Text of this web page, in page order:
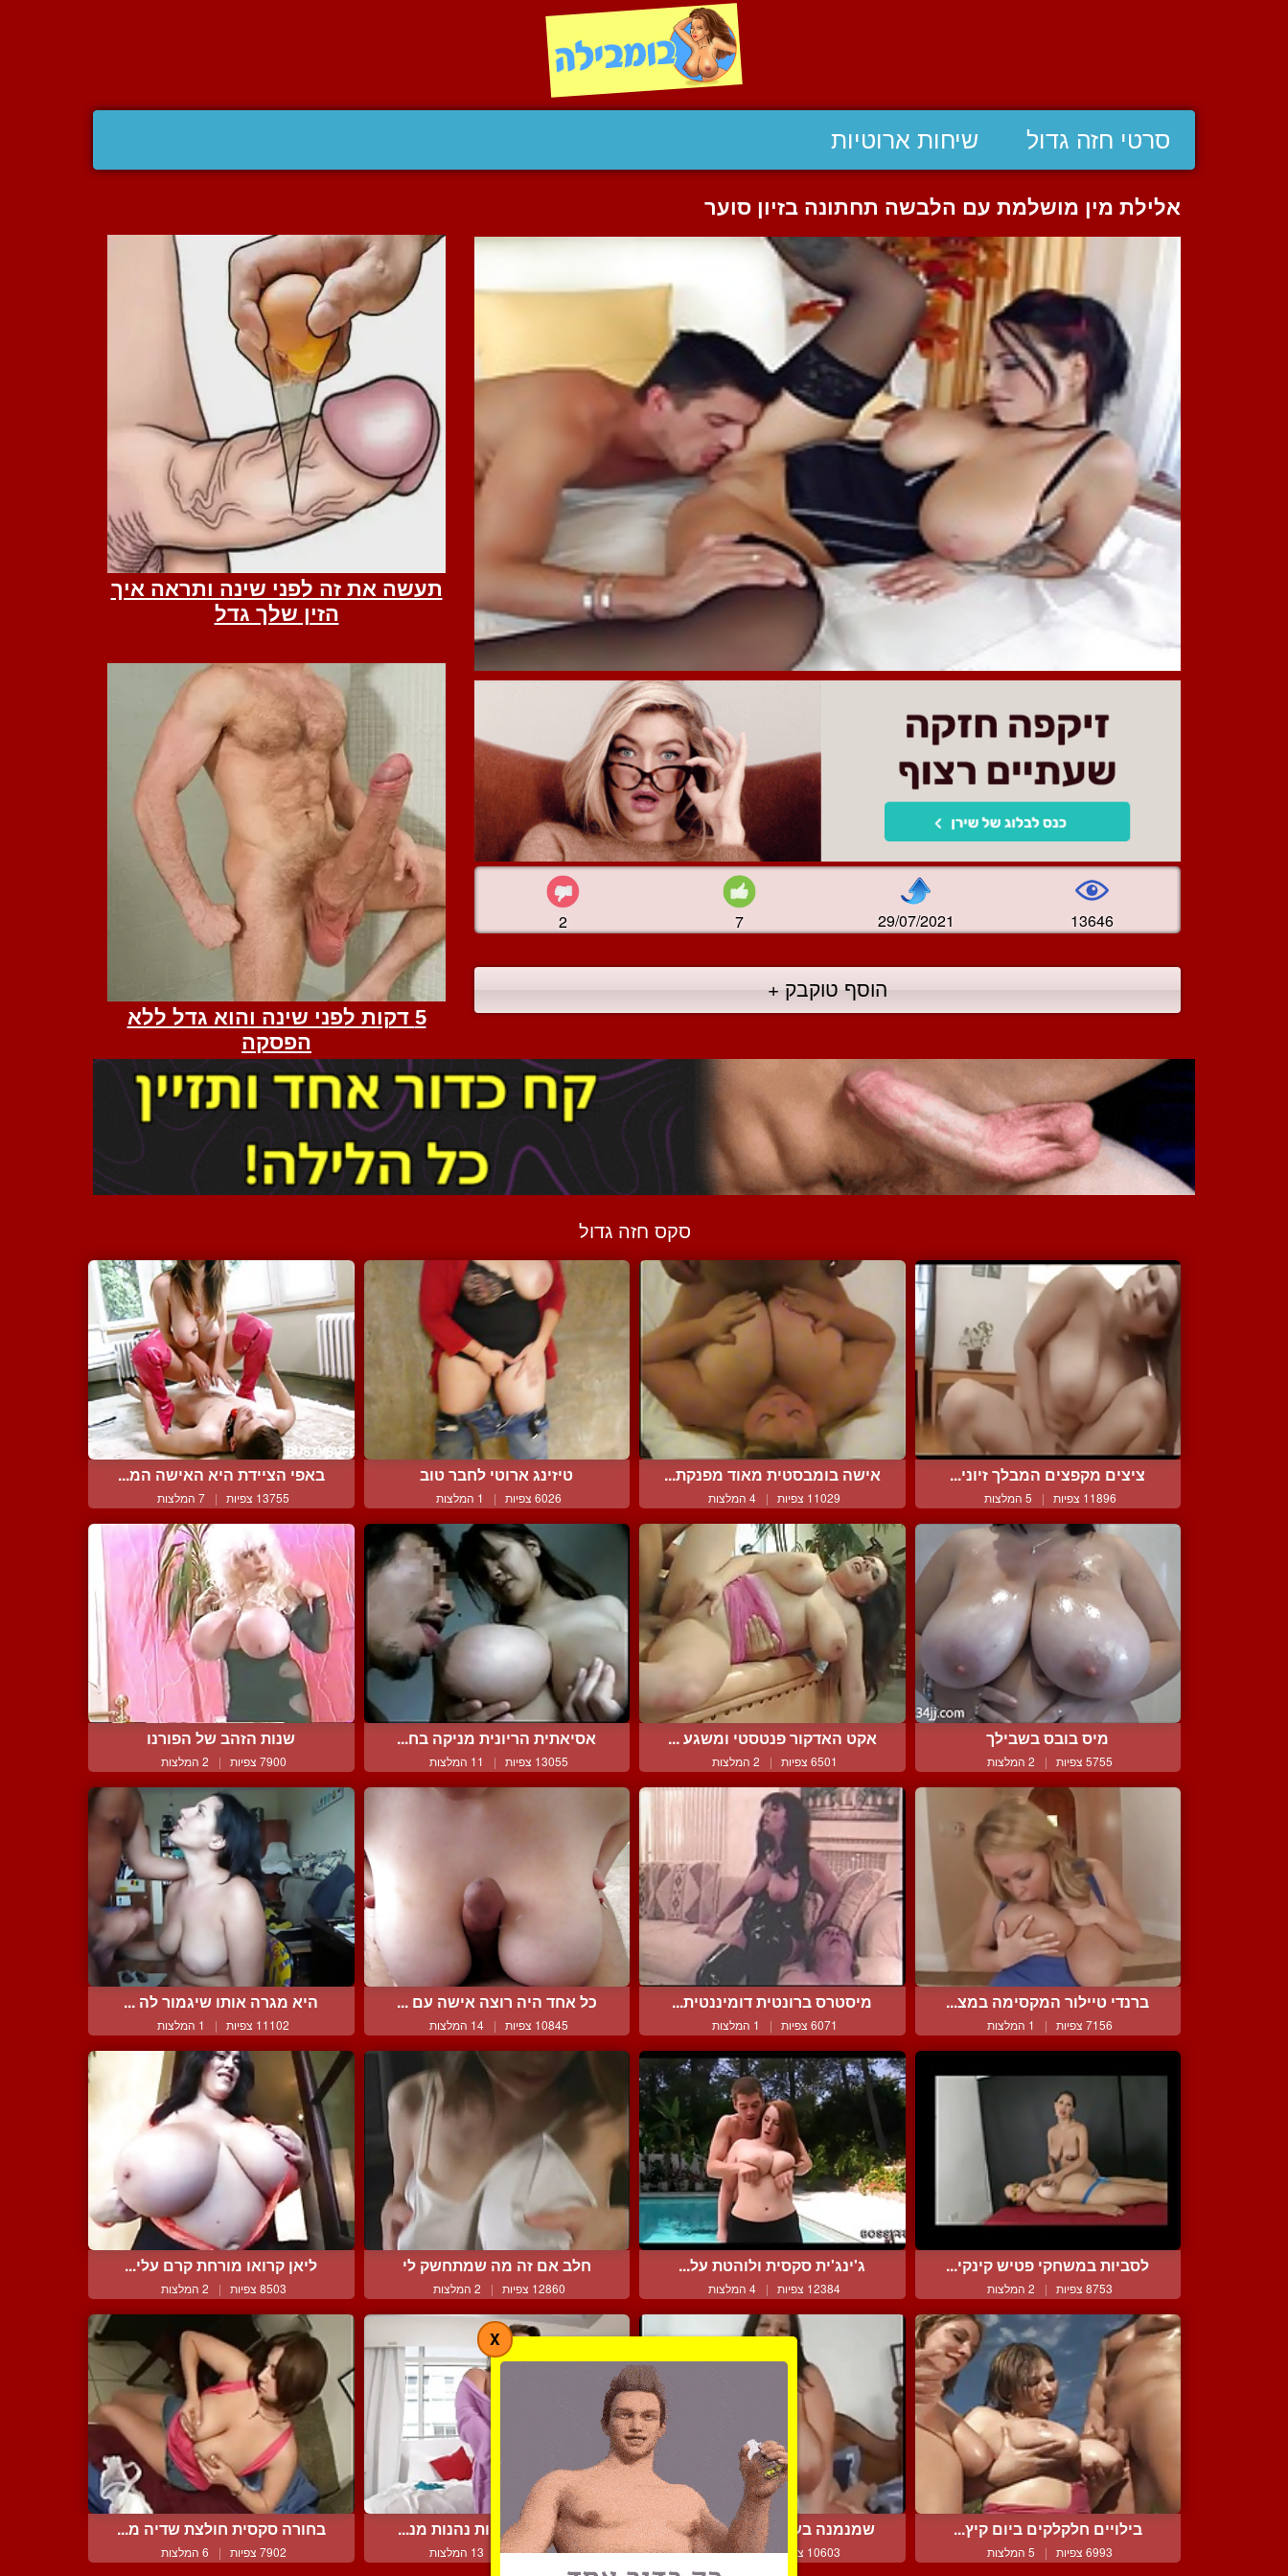
סרטי חזה גדול שיחות ארוטיות
אלילת מין מושלמת עם הלבשה תחתונה בזיון סוער
2 7 29/07/2021 13646
הוסף טוקבק +
סקס חזה גדול
ציצים מקפצים המבלך זיוני...
11896 צפיות | 5 המלצות
אישה בומבסטית מאוד מפנקת...
11029 צפיות | 4 המלצות
טיזינג ארוטי לחבר טוב
6026 צפיות | 1 המלצות
באפי הציידת היא האישה המ...
13755 צפיות | 7 המלצות
מיס בובס בשבילך
5755 צפיות | 2 המלצות
אקט האדקור פנטסטי ומשגע ...
6501 צפיות | 2 המלצות
אסיאתית הריונית מניקה בח...
13055 צפיות | 11 המלצות
שנות הזהב של הפורנו
7900 צפיות | 2 המלצות
ברנדי טיילור המקסימה במצ...
7156 צפיות | 1 המלצות
מיסטרס ברונטית דומיננטית...
6071 צפיות | 1 המלצות
כל אחד היה רוצה אישה עם ...
10845 צפיות | 14 המלצות
היא מגרה אותו שיגמור לה ...
11102 צפיות | 1 המלצות
לסביות במשחקי פטיש קינקי...
8753 צפיות | 2 המלצות
ג'ינג'ית סקסית ולוהטת על...
12384 צפיות | 4 המלצות
חלב אם זה מה שמתחשק לי
12860 צפיות | 2 המלצות
ליאן קרואו מורחת קרם עלי...
8503 צפיות | 2 המלצות
בילויים חלקלקים ביום קיץ...
6993 צפיות | 5 המלצות
שמנמנה בעלת ציצי מאסיבי ...
10603 צפיות | 2 המלצות
שתי נשים תפוחות נהנות מנ...
15497 צפיות | 13 המלצות
בחורה סקסית חולצת שדיה מ...
7902 צפיות | 6 המלצות
X